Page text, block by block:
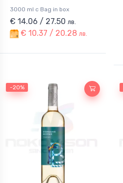
3000 ml с Bag in box
€ 14.06 / 27.50 лв.
€ 10.37 / 20.28 лв.
-20%